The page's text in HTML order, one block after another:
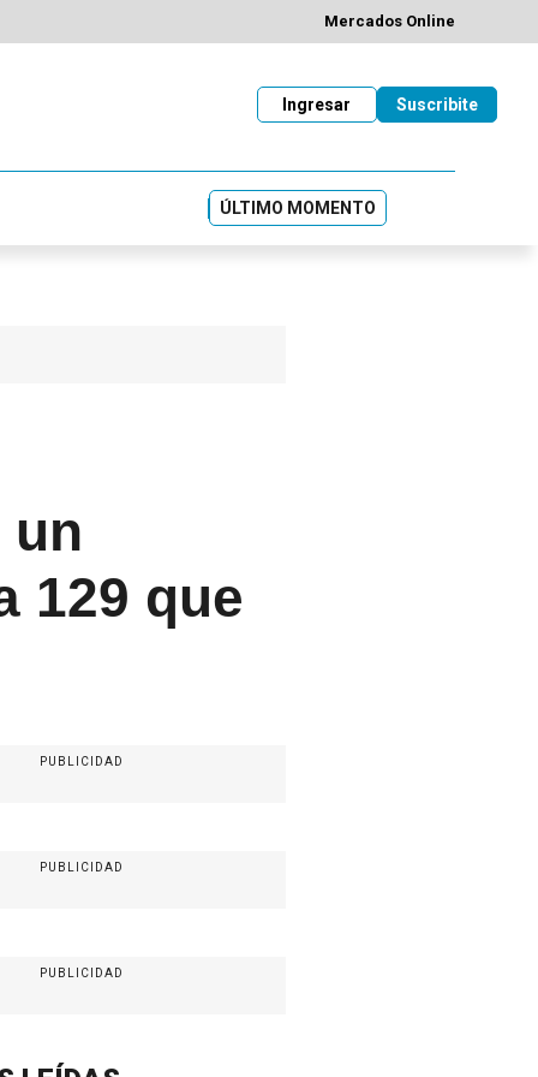
Mercados Online
Suscribite
Ingresar
ÚLTIMO MOMENTO
un
129 que
PUBLICIDAD
PUBLICIDAD
PUBLICIDAD